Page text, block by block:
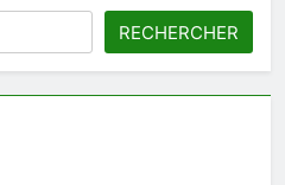
RECHERCHER